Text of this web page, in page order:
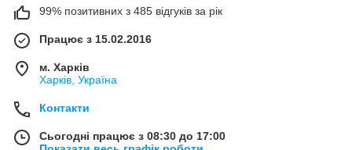
99% позитивних з 485 відгуків за рік
Працює з 15.02.2016
м. Харків
Харків, Україна
Контакти
Сьогодні працює з 08:30 до 17:00